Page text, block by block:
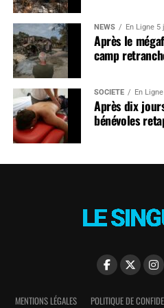
NEWS En Ligne 5
Après le
camp
SOCIÉTÉ En
Après dix
bénévoles
MENTIONS LÉGALES POLITIQUE DE